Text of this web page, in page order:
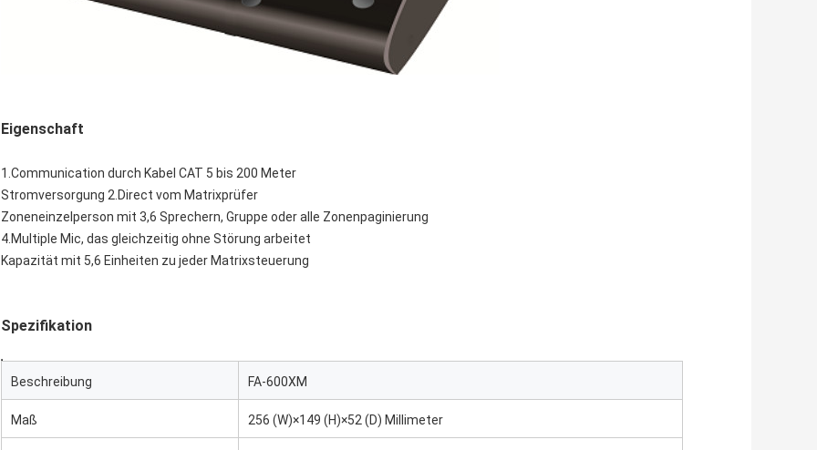
Eigenschaft
1.Communication durch Kabel CAT 5 bis 200 Meter
Stromversorgung 2.Direct vom Matrixprüfer
Zoneneinzelperson mit 3,6 Sprechern, Gruppe oder alle Zonenpaginierung
4.Multiple Mic, das gleichzeitig ohne Störung arbeitet
Kapazität mit 5,6 Einheiten zu jeder Matrixsteuerung
Spezifikation
Beschreibung FA-600XM
Maß 256 (W)×149 (H)×52 (D) Millimeter